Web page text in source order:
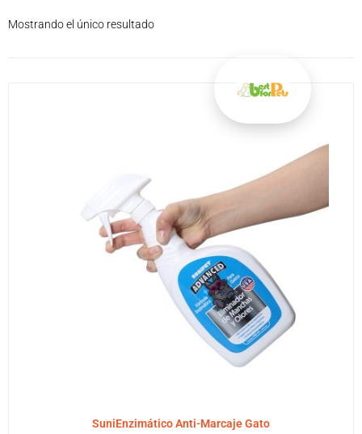
Mostrando el único resultado
SuniEnzimático Anti-Marcaje Gato